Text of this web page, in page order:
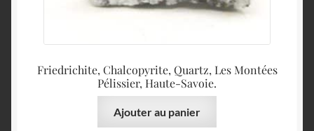
Friedrichite, Chalcopyrite, Quartz, Les Montées
Pélissier, Haute-Savoie.
Ajouter au panier